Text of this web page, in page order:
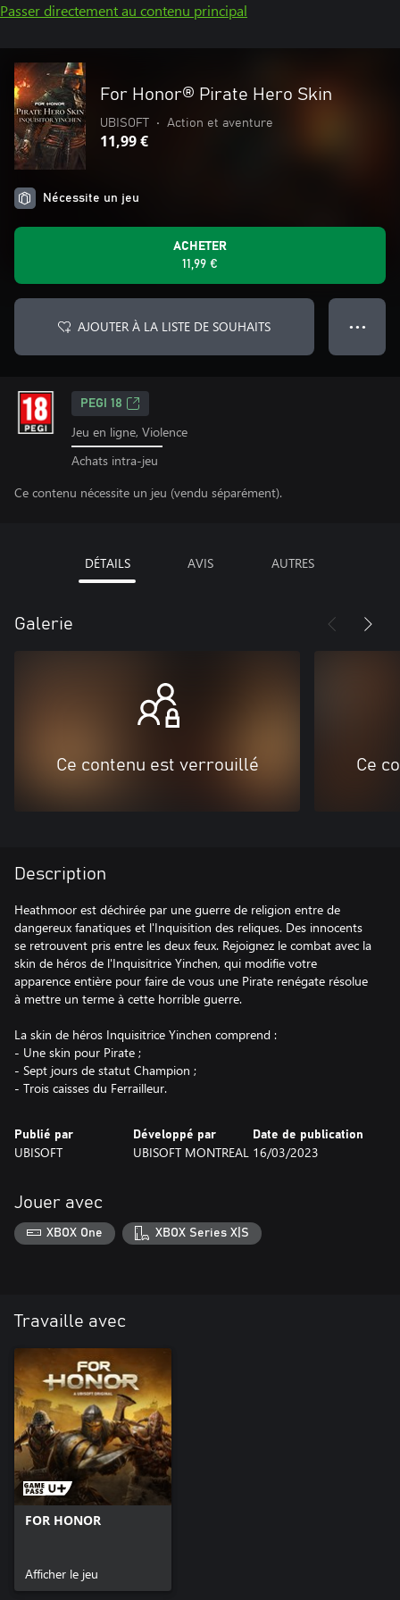
Passer directement au contenu principal
For Honor® Pirate Hero Skin
UBISOFT • Action et aventure
11,99 €
Nécessite un jeu
ACHETER
11,99 €
AJOUTER À LA LISTE DE SOUHAITS ● ● ●
PEGI 18
Jeu en ligne, Violence
Achats intra-jeu
Ce contenu nécessite un jeu (vendu séparément).
DÉTAILS AVIS AUTRES
Galerie
Ce contenu est verrouillé Ce
Description
Heathmoor est déchirée par une guerre de religion entre de
dangereux fanatiques et l'Inquisition des reliques. Des innocents
se retrouvent pris entre les deux feux. Rejoignez le combat avec la
skin de héros de l'Inquisitrice Yinchen, qui modifie votre
apparence entière pour faire de vous une Pirate renégate résolue
à mettre un terme à cette horrible guerre.
La skin de héros Inquisitrice Yinchen comprend :
- Une skin pour Pirate ;
- Sept jours de statut Champion ;
- Trois caisses du Ferrailleur.
Publié par
UBISOFT
Développé par
UBISOFT MONTREAL
Date de publication
16/03/2023
Jouer avec
XBOX One XBOX Series X|S
Travaille avec
FOR HONOR
Afficher le jeu